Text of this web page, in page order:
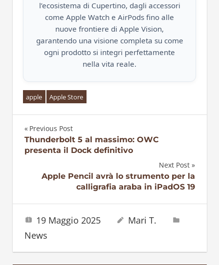
l’ecosistema di Cupertino, dagli accessori
come Apple Watch e AirPods fino alle
nuove frontiere di Apple Vision,
garantendo una visione completa su come
ogni prodotto si integri perfettamente
nella vita reale.
apple Apple Store
Navigazione
Previous Post
Thunderbolt 5 al massimo: OWC
presenta il Dock definitivo
Next Post
Apple Pencil avrà lo strumento per la
calligrafia araba in iPadOS 19
19 Maggio 2025
Mari T.
News